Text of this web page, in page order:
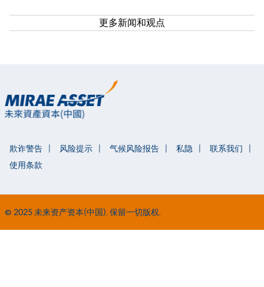
更多新闻和观点
欺诈警告 风险提示 气候风险报告 私隐
联系我们
使用条款
© 2025 未来资产资本(中国). 保留一切版权.